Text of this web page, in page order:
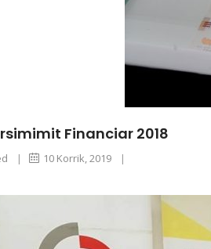
Financiar 2018
| 10 Korrik, 2019 |